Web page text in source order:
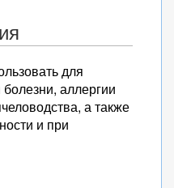
для
аллергии
а также
и при